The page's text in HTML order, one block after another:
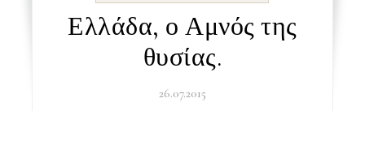
Ελλάδα, ο Αμνός της
θυσίας.
26.07.2015